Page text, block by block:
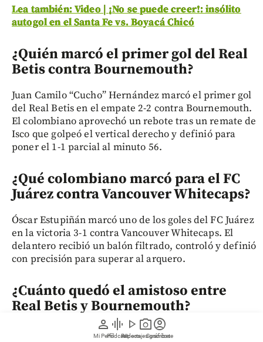
person
Mi Perfil
graphic_eq
Pódcast
play_arrow
Videos
photo_camera
Reportajes gráficos
account_circle
Suscríbete
Lea también: Video | ¡No se puede creer!: insólito
autogol en el Santa Fe vs. Boyacá Chicó
¿Quién marcó el primer gol del Real
Betis contra Bournemouth?
Juan Camilo “Cucho” Hernández marcó el primer gol
del Real Betis en el empate 2-2 contra Bournemouth.
El colombiano aprovechó un rebote tras un remate de
Isco que golpeó el vertical derecho y definió para
poner el 1-1 parcial al minuto 56.
¿Qué colombiano marcó para el FC
Juárez contra Vancouver Whitecaps?
Óscar Estupiñán marcó uno de los goles del FC Juárez
en la victoria 3-1 contra Vancouver Whitecaps. El
delantero recibió un balón filtrado, controló y definió
con precisión para superar al arquero.
¿Cuánto quedó el amistoso entre
Real Betis y Bournemouth?
Real Betis y Bournemouth empataron 2-2 en el